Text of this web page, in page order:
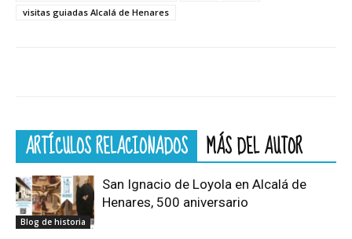
visitas guiadas Alcalá de Henares
ARTÍCULOS RELACIONADOS MÁS DEL AUTOR
Blog de historia
San Ignacio de Loyola en Alcalá de
Henares, 500 aniversario